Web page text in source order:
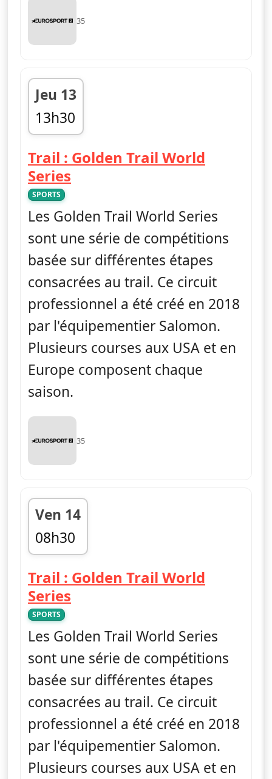
35
Jeu 13
13h30
fin 14h00
Trail : Golden Trail World
Series
SPORTS
Les Golden Trail World Series
sont une série de compétitions
basée sur différentes étapes
consacrées au trail. Ce circuit
professionnel a été créé en 2018
par l'équipementier Salomon.
Plusieurs courses aux USA et en
Europe composent chaque
saison.
35
Ven 14
08h30
fin 09h00
Trail : Golden Trail World
Series
SPORTS
Les Golden Trail World Series
sont une série de compétitions
basée sur différentes étapes
consacrées au trail. Ce circuit
professionnel a été créé en 2018
par l'équipementier Salomon.
Plusieurs courses aux USA et en